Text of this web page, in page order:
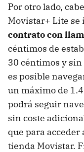
Por otro lado,
Movistar+ Lite se
contrato con
céntimos de
30 céntimos y
es posible
un máximo de
podrá seguir
sin coste
que para acceder
tienda Movistar.